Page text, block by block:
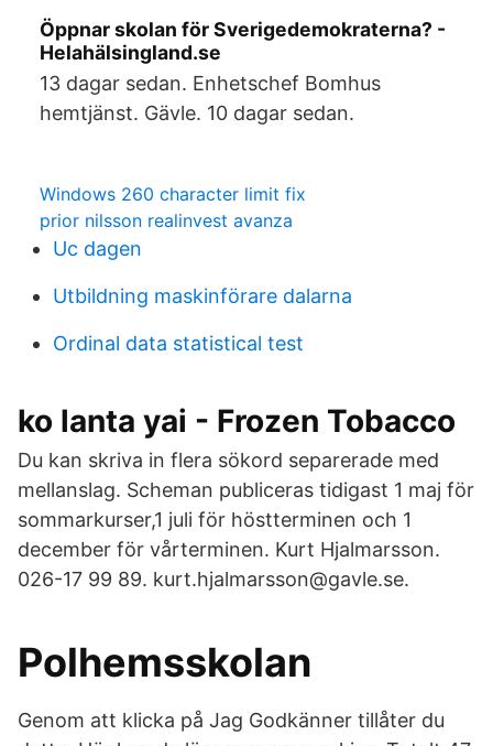
Öppnar skolan för Sverigedemokraterna? -
Helahälsingland.se
13 dagar sedan. Enhetschef Bomhus
hemtjänst. Gävle. 10 dagar sedan.
Windows 260 character limit fix
prior nilsson realinvest avanza
Uc dagen
Utbildning maskinförare dalarna
Ordinal data statistical test
ko lanta yai - Frozen Tobacco
Du kan skriva in flera sökord separerade med
mellanslag. Scheman publiceras tidigast 1 maj för
sommarkurser,1 juli för höstterminen och 1
december för vårterminen. Kurt Hjalmarsson.
026-17 99 89. kurt.hjalmarsson@gavle.se.
Polhemsskolan
Genom att klicka på Jag Godkänner tillåter du